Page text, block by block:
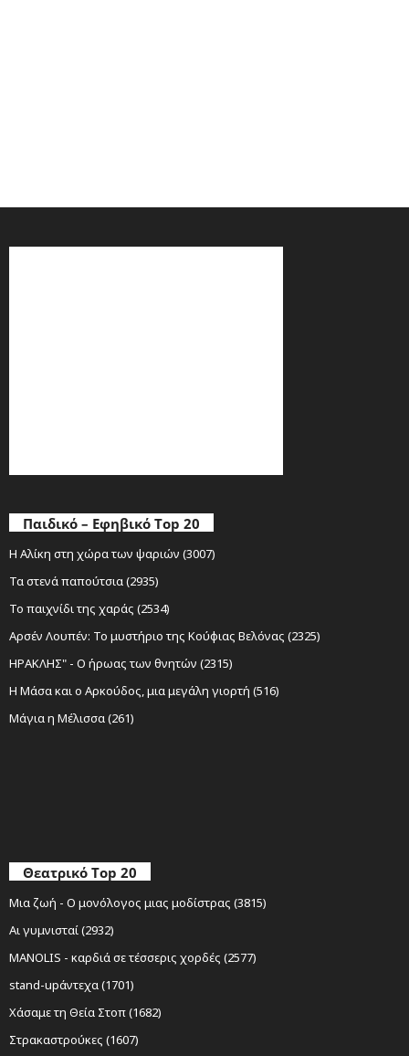
Παιδικό – Εφηβικό Top 20
Η Αλίκη στη χώρα των ψαριών (3007)
Τα στενά παπούτσια (2935)
Το παιχνίδι της χαράς (2534)
Αρσέν Λουπέν: Το μυστήριο της Κούφιας Βελόνας (2325)
ΗΡΑΚΛΗΣ" - Ο ήρωας των θνητών (2315)
Η Μάσα και ο Αρκούδος, μια μεγάλη γιορτή (516)
Μάγια η Μέλισσα (261)
Θεατρικό Top 20
Μια ζωή - Ο μονόλογος μιας μοδίστρας (3815)
Αι γυμνισταί (2932)
MANOLIS - καρδιά σε τέσσερις χορδές (2577)
stand-upάντεχα (1701)
Χάσαμε τη Θεία Στοπ (1682)
Στρακαστρούκες (1607)